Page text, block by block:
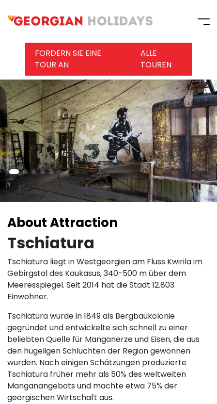
FORDERN SIE EINE
TOUR AN
ALLE
TOUREN
About Attraction
Tschiatura
Tschiatura liegt in Westgeorgien am Fluss Kwirila im
Gebirgstal des Kaukasus, 340-500 m über dem
Meeresspiegel. Seit 2014 hat die Stadt 12.803
Einwohner.
Tschiatura wurde in 1849 als Bergbaukolonie
gegründet und entwickelte sich schnell zu einer
beliebten Quelle für Manganerze und Eisen, die aus
den hügeligen Schluchten der Region gewonnen
wurden. Nach einigen Schätzungen produzierte
Tschiatura früher mehr als 50% des weltweiten
Manganangebots und machte etwa 75% der
georgischen Wirtschaft aus.